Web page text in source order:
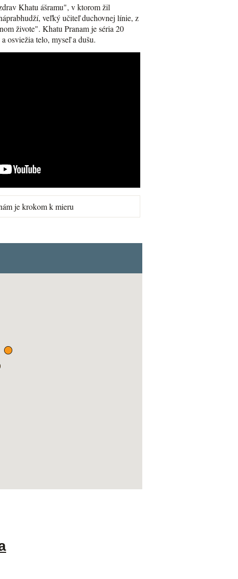
Khatu ášramu", v ktorom žil
veľký učiteľ duchovnej línie, z
živote". Khatu Pranam je séria 20
osviežia telo, myseľ a dušu.
je krokom k mieru